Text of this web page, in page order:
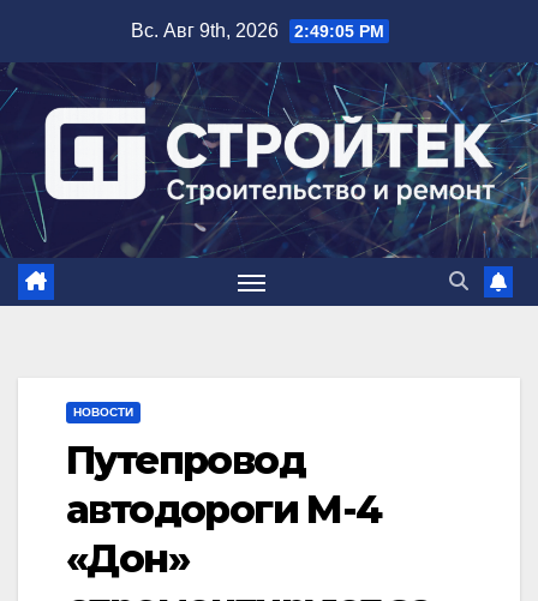
содержимому
Вс. Авг 9th, 2026 2:49:06 PM
НОВОСТИ
Путепровод
автодороги М-4
«Дон»